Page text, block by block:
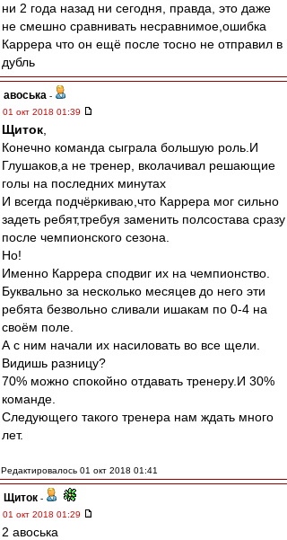
ни 2 года назад ни сегодня, правда, это даже
не смешно сравнивать несравнимое,ошибка
Каррера что он ещё после тосно не отправил в
дубль
авоська -
01 окт 2018 01:39
Щиток
Конечно команда сыграла большую роль.И
Глушаков,а не тренер, вколачивал решающие
голы на последних минутах
И всегда подчёркиваю,что Каррера мог сильно
задеть ребят,требуя заменить полсостава сразу
после чемпионского сезона.
Но!
Именно Каррера сподвиг их на чемпионство.
Буквально за несколько месяцев до него эти
ребята безвольно сливали ишакам по 0-4 на
своём поле.
А с ним начали их насиловать во все щели.
Видишь разницу?
70% можно спокойно отдавать тренеру.И 30%
команде.
Следующего такого тренера нам ждать много
лет.
Редактировалось 01 окт 2018 01:41
Щиток -
01 окт 2018 01:29
2 авоська